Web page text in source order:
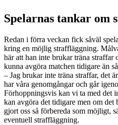
Spelarnas tankar om
Redan i förra veckan fick såväl
kring en möjlig straffläggning.
här att han inte brukar träna straffar
kunna avgöra matchen tidigare än
– Jag brukar inte träna straffar, det
har våra genomgångar och går
Förhoppningsvis kan vi ta med det
kan avgöra det tidigare men om det
gjort oss så förbereda som möjligt,
eventuell straffläggning.